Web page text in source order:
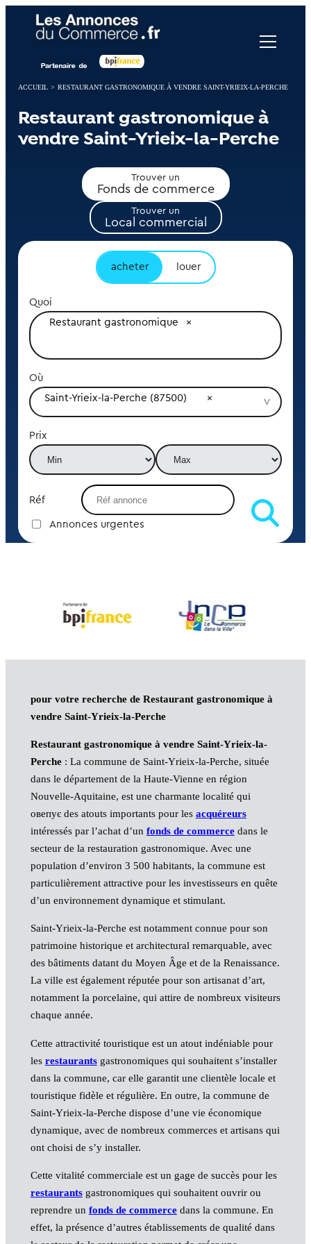
ACCUEIL > RESTAURANT GASTRONOMIQUE À VENDRE SAINT-YRIEIX-LA-PERCHE
Restaurant gastronomique à
vendre Saint-Yrieix-la-Perche
Trouver un
Fonds de commerce
Trouver un
Local commercial
acheter louer
Quoi
Restaurant gastronomique
Où
Saint-Yrieix-la-Perche (87500)
Prix
Réf
Annonces urgentes
pour votre recherche de Restaurant gastronomique à
vendre Saint-Yrieix-la-Perche
Restaurant gastronomique à vendre Saint-Yrieix-la-
Perche: La commune de Saint-Yrieix-la-Perche, située
dans le département de la Haute-Vienne en région
Nouvelle-Aquitaine, est une charmante localité qui
овепує des atouts importants pour les acquéreurs
intéressés par l’achat d’un fonds de commercedans le
secteur de la restauration gastronomique. Avec une
population d’environ 3 500 habitants, la commune est
particulièrement attractive pour les investisseurs en quête
d’un environnement dynamique et stimulant.
Saint-Yrieix-la-Perche est notamment connue pour son
patrimoine historique et architectural remarquable, avec
des bâtiments datant du Moyen Âge et de la Renaissance.
La ville est également réputée pour son artisanat d’art,
notamment la porcelaine, qui attire de nombreux visiteurs
chaque année.
Cette attractivité touristique est un atout indéniable pour
les restaurantsgastronomiques qui souhaitent s’installer
dans la commune, car elle garantit une clientèle locale et
touristique fidèle et régulière. En outre, la commune de
Saint-Yrieix-la-Perche dispose d’une vie économique
dynamique, avec de nombreux commerces et artisans qui
ont choisi de s’y installer.
Cette vitalité commerciale est un gage de succès pour les
restaurantsgastronomiques qui souhaitent ouvrir ou
reprendre un fonds de commercedans la commune. En
effet, la présence d’autres établissements de qualité dans
Panneau de gestion des cookies